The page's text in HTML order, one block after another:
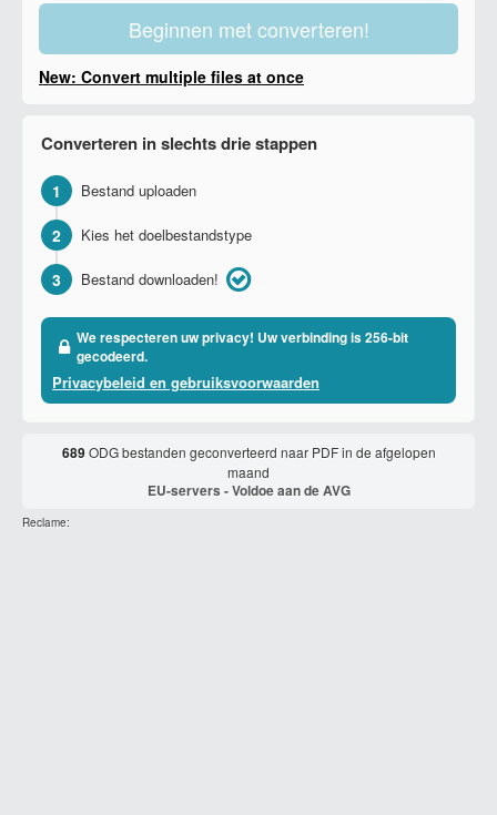
Beginnen met converteren!
New: Convert multiple files at once
Converteren in slechts drie stappen
1 Bestand uploaden
2 Kies het doelbestandstype
3 Bestand downloaden!
We respecteren uw privacy! Uw verbinding is 256-bit
gecodeerd.
Privacybeleid en gebruiksvoorwaarden
689ODG bestanden geconverteerd naar PDF in de afgelopen
maand
EU-servers - Voldoe aan de AVG
Reclame: